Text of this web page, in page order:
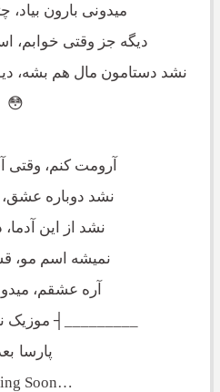
میدونی بارون بیاد،
دیگه جز وقتی خوابم،
نشد دستامون مال هم بشه،
😳
آرومت کنم،
نشد دوباره
نشد از این
نمیشه اسم مو،
آره عشقم،
_________┤ موزیک
پارسا
…Comming Soon